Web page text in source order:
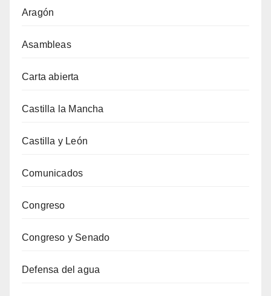
Aragón
Asambleas
Carta abierta
Castilla la Mancha
Castilla y León
Comunicados
Congreso
Congreso y Senado
Defensa del agua